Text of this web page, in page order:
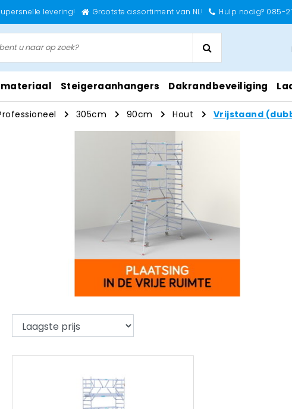
levering! Grootste assortiment van NL! Hulp nodig? 085-
Steigeraanhangers Dakrandbeveiliging
305cm 90cm Hout Vrijstaand